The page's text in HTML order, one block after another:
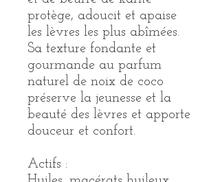
protège, adoucit et apaise
les lèvres les plus abîmées.
Sa texture fondante et
gourmande au parfum
naturel de noix de coco
préserve la jeunesse et la
beauté des lèvres et apporte
douceur et confort.
Actifs :